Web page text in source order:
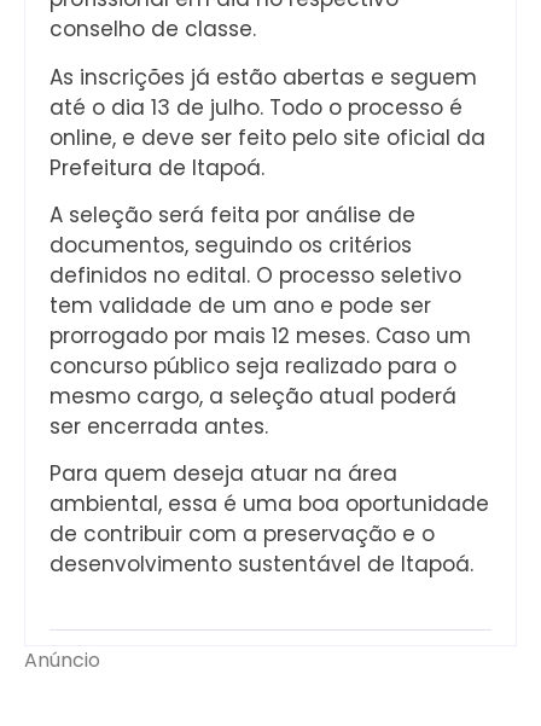
conselho de classe.
As inscrições já estão abertas e seguem
até o dia 13 de julho. Todo o processo é
online, e deve ser feito pelo site oficial da
Prefeitura de Itapoá.
A seleção será feita por análise de
documentos, seguindo os critérios
definidos no edital. O processo seletivo
tem validade de um ano e pode ser
prorrogado por mais 12 meses. Caso um
concurso público seja realizado para o
mesmo cargo, a seleção atual poderá
ser encerrada antes.
Para quem deseja atuar na área
ambiental, essa é uma boa oportunidade
de contribuir com a preservação e o
desenvolvimento sustentável de Itapoá.
Anúncio